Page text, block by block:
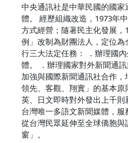
中央通訊社是中華民國的國
體。 經歷組織改造，1973年
方式經營；隨著民主化發展
例」改制為財團法人，定位
行三大法定任務： ．辦理國
體。 ．辦理國家對外新聞通
加強與國際新聞通訊社合作，
領先、客觀、翔實」的基本原
英、日文即時對外發出上千
台灣唯一多語文新聞媒體，
從台灣民眾延伸至全球僑胞
窗」。